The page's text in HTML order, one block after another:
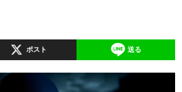
ポスト 送る